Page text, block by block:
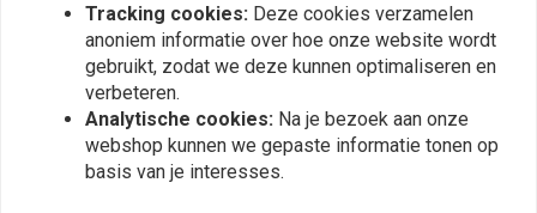
Abonneer
Tracking cookies: Deze cookies verzamelen
anoniem informatie over hoe onze website wordt
gebruikt, zodat we deze kunnen optimaliseren en
verbeteren.
Analytische cookies: Na je bezoek aan onze
webshop kunnen we gepaste informatie tonen op
basis van je interesses.